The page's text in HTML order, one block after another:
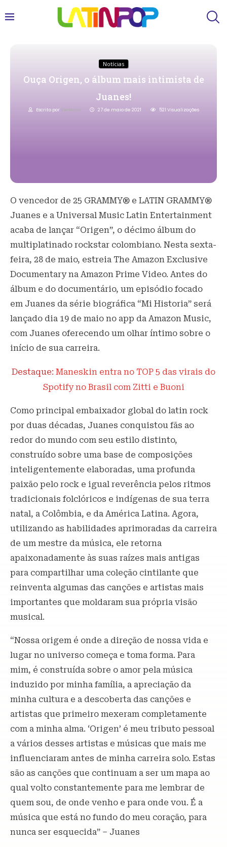
Notícias
Ouça Origen, o álbum mais intimista de
Juanes!
Escrito por Redacao 27 de maio de 2021 521 Visualizações
O vencedor de 25 GRAMMY® e LATIN GRAMMY®
Juanes e a Universal Music Latin Entertainment
acaba de lançar “Origen”, o décimo álbum do
multiplatinado rockstar colombiano. Nesta sexta-
feira, 28 de maio, estreia The Amazon Exclusive
Documentary na Amazon Prime Video. Antes do
álbum e do documentário, um episódio focado
em Juanes da série biográfica “Mi Historia” será
lançado dia 19 de maio no app da Amazon Music,
com Juanes oferecendo um olhar íntimo sobre o
início de sua carreira.
Destaque: Maneskin entra no TOP 5 das virais do
Spotify no Brasil com Zitti e Buoni
Como principal embaixador global do latin rock
por duas décadas, Juanes conquistou fãs ao
redor do mundo com seu estilo distinto,
construído sobre uma base de composições
inteligentemente elaboradas, uma profunda
paixão pelo rock e igual reverência pelos ritmos
tradicionais folclóricos e indígenas de sua terra
natal, a Colômbia, e da América Latina. Agora,
utilizando as habilidades aprimoradas da carreira
de um mestre da música, ele retorna
apaixonadamente às suas raízes mais antigas
para compartilhar uma coleção cintilante que
reinventa algumas das canções e artistas mais
importantes que moldaram sua própria visão
musical.
“Nossa origem é onde a direção de nossa vida e
lugar no universo começa e toma forma. Para
mim, é construída sobre o amor pela música
induzido por minha família, a apreciação da
minha cultura e a descoberta das canções e
artistas que primeiro mexeram completamente
com a minha alma. ‘Origen’ é meu tributo pessoal
a vários desses artistas e músicas que mais me
influenciaram antes de minha carreira solo. Estas
são as canções que continuam a ser um mapa ao
qual volto constantemente para me lembrar de
quem sou, de onde venho e para onde vou. É a
música que está no fundo do meu coração, para
nunca ser esquecida” – Juanes